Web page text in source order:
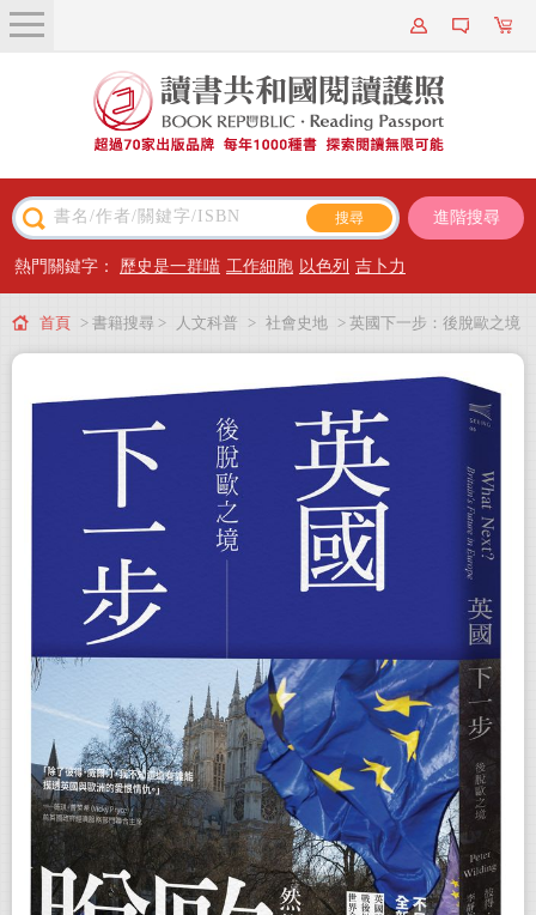
關於我們
近期新書
主題閱讀
出版專區
會員專屬
會員儲值方案
進階搜尋
熱門關鍵字： 歷史是一群喵 工作細胞 以色列 吉卜力
首頁 > 書籍搜尋 > 人文科普 > 社會史地 > 英國下一步：後脫歐之境